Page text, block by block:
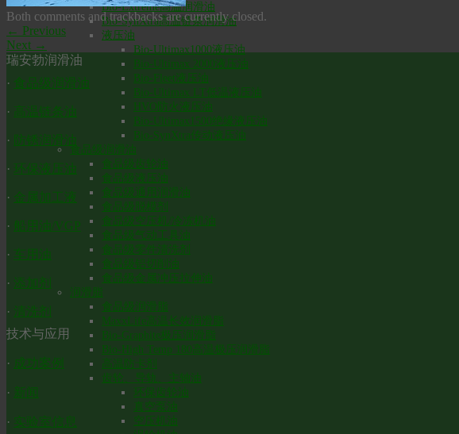
Bio-Extreme高温润滑油
Bio-SynXtra高温链条润滑油
液压油
Bio-Ultimax1000液压油
Bio-Ultimax 2000液压油
Bio-Fleet液压油
Bio-Ultimax LT低温液压油
HVO防火液压油
Bio-Ultimax1500绝缘液压油
Bio-SynXtra传动液压油
食品级润滑油
食品级齿轮油
食品级液压油
食品级通用润滑油
食品级脱模剂
食品级空压机/冷冻机油
食品级气动工具油
食品级零件清洗剂
食品级铝切削油
食品级金属冲压拉伸油
润滑脂
食品级润滑脂
MaxxLife高温长效润滑脂
Bio-Graphite极压润滑脂
Bio-High Temp 180高温极压润滑脂
高温防卡剂
齿轮、导轨、主轴油
环保齿轮油
真空泵油
空压机油
Both comments and trackbacks are currently closed.
← Previous
Next →
瑞安勃润滑油
· 食品级润滑油
· 高温链条油
· 防锈润滑油
· 环保液压油
· 金属加工液
· 船用油/VGP
· 车用油
· 添加剂
· 清洗剂
技术与应用
· 成功案例
· 新闻
· 实验室信息